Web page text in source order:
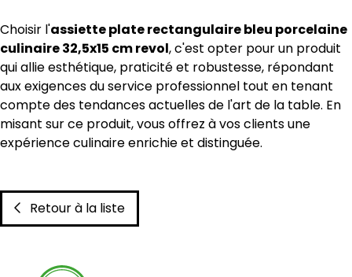
Choisir l'assiette plate rectangulaire bleu porcelaine
culinaire 32,5x15 cm revol, c'est opter pour un produit
qui allie esthétique, praticité et robustesse, répondant
aux exigences du service professionnel tout en tenant
compte des tendances actuelles de l'art de la table. En
misant sur ce produit, vous offrez à vos clients une
expérience culinaire enrichie et distinguée.
Retour à la liste